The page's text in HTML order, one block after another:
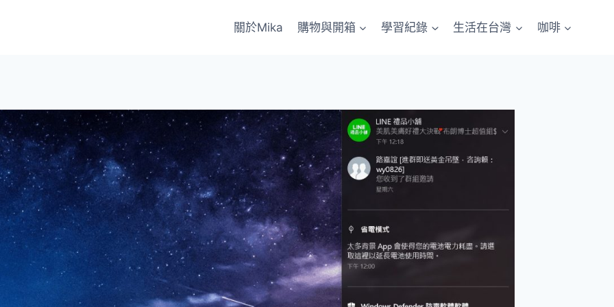
關於Mika 購物與開箱 學習紀錄 生活在台灣 咖啡